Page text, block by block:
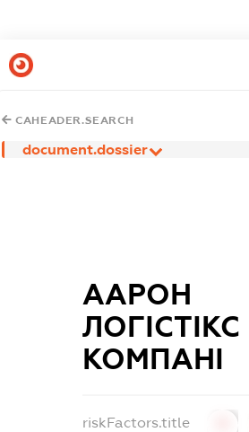
CAHEADER.SEARCH
document.dossier
ААРОН
ЛОГІСТІКС
КОМПАНІ
riskFactors.title